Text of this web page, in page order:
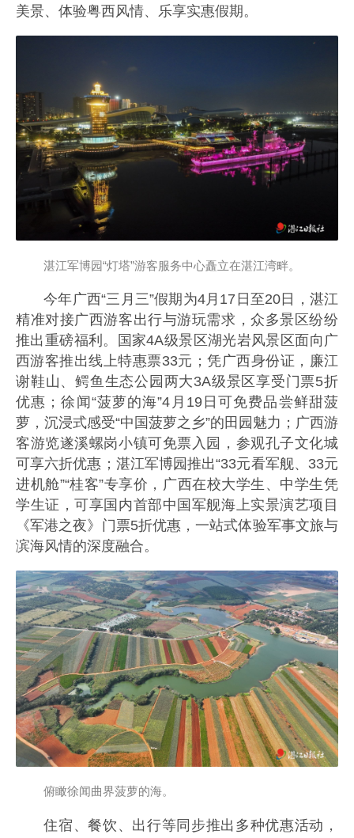
美景、体验粤西风情、乐享实惠假期。
湛江军博园“灯塔”游客服务中心矗立在湛江湾畔。
今年广西“三月三”假期为4月17日至20日，湛江
精准对接广西游客出行与游玩需求，众多景区纷纷
推出重磅福利。国家4A级景区湖光岩风景区面向广
西游客推出线上特惠票33元；凭广西身份证，廉江
谢鞋山、鳄鱼生态公园两大3A级景区享受门票5折
优惠；徐闻“菠萝的海”4月19日可免费品尝鲜甜菠
萝，沉浸式感受“中国菠萝之乡”的田园魅力；广西游
客游览遂溪螺岗小镇可免票入园，参观孔子文化城
可享六折优惠；湛江军博园推出“33元看军舰、33元
进机舱”“桂客”专享价，广西在校大学生、中学生凭
学生证，可享国内首部中国军舰海上实景演艺项目
《军港之夜》门票5折优惠，一站式体验军事文旅与
滨海风情的深度融合。
俯瞰徐闻曲界菠萝的海。
住宿、餐饮、出行等同步推出多种优惠活动，